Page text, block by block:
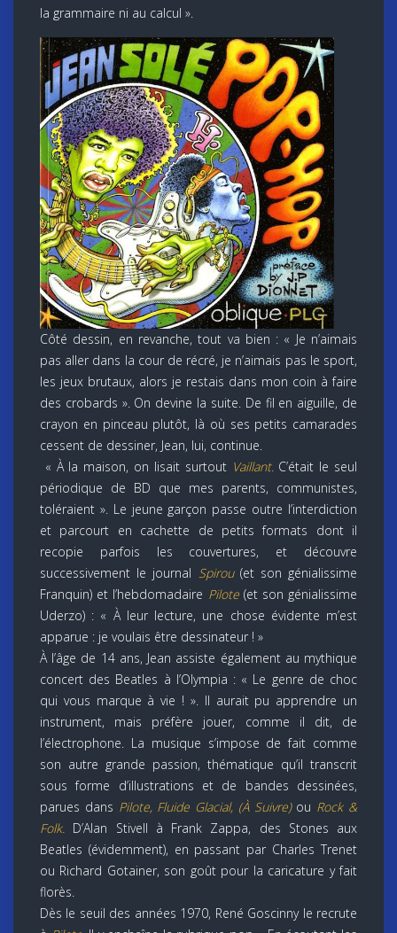
la grammaire ni au calcul ».
Côté dessin, en revanche, tout va bien : « Je n’aimais
pas aller dans la cour de récré, je n’aimais pas le sport,
les jeux brutaux, alors je restais dans mon coin à faire
des crobards ». On devine la suite. De fil en aiguille, de
crayon en pinceau plutôt, là où ses petits camarades
cessent de dessiner, Jean, lui, continue.
« À la maison, on lisait surtout Vaillant. C’était le seul
périodique de BD que mes parents, communistes,
toléraient ». Le jeune garçon passe outre l’interdiction
et parcourt en cachette de petits formats dont il
recopie parfois les couvertures, et découvre
successivement le journal Spirou(et son génialissime
Franquin) et l’hebdomadaire Pilote(et son génialissime
Uderzo) : « À leur lecture, une chose évidente m’est
apparue : je voulais être dessinateur ! »
À l’âge de 14 ans, Jean assiste également au mythique
concert des Beatles à l’Olympia : « Le genre de choc
qui vous marque à vie ! ». Il aurait pu apprendre un
instrument, mais préfère jouer, comme il dit, de
l’électrophone. La musique s’impose de fait comme
son autre grande passion, thématique qu’il transcrit
sous forme d’illustrations et de bandes dessinées,
parues dans Pilote, Fluide Glacial, (À Suivre)ou Rock &
Folk.
D’Alan Stivell à Frank Zappa, des Stones aux
Beatles (évidemment), en passant par Charles Trenet
ou Richard Gotainer, son goût pour la caricature y fait
florès.
Dès le seuil des années 1970, René Goscinny le recrute